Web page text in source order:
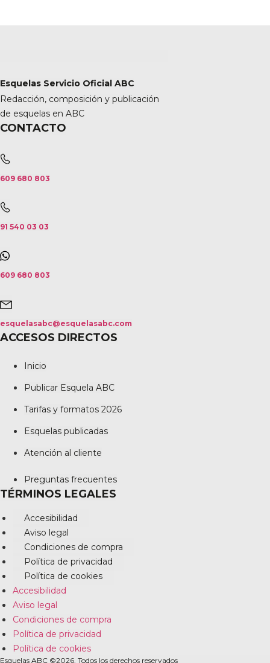
Esquelas Servicio Oficial ABC
Redacción, composición y publicación
de esquelas en ABC
CONTACTO
609 680 803
91 540 03 03
609 680 803
esquelasabc@esquelasabc.com
ACCESOS DIRECTOS
Inicio
Publicar Esquela ABC
Tarifas y formatos 2026
Esquelas publicadas
Atención al cliente
Preguntas frecuentes
TÉRMINOS LEGALES
Accesibilidad
Aviso legal
Condiciones de compra
Política de privacidad
Política de cookies
Accesibilidad
Aviso legal
Condiciones de compra
Política de privacidad
Política de cookies
Esquelas ABC ©2026. Todos los derechos reservados